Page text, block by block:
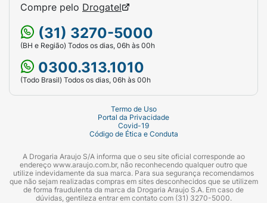
Compre pelo Drogatel
(31) 3270-5000
(BH e Região) Todos os dias, 06h às 00h
0300.313.1010
(Todo Brasil) Todos os dias, 06h às 00h
Termo de Uso
Portal da Privacidade
Covid-19
Código de Ética e Conduta
A Drogaria Araujo S/A informa que o seu site oficial corresponde ao
endereço www.araujo.com.br, não reconhecendo qualquer outro que
utilize indevidamente da sua marca. Para sua segurança recomendamos
que não sejam realizadas compras em sites desconhecidos que se utilizem
de forma fraudulenta da marca da Drogaria Araujo S.A. Em caso de
dúvidas, gentileza entrar em contato com (31) 3270-5000.